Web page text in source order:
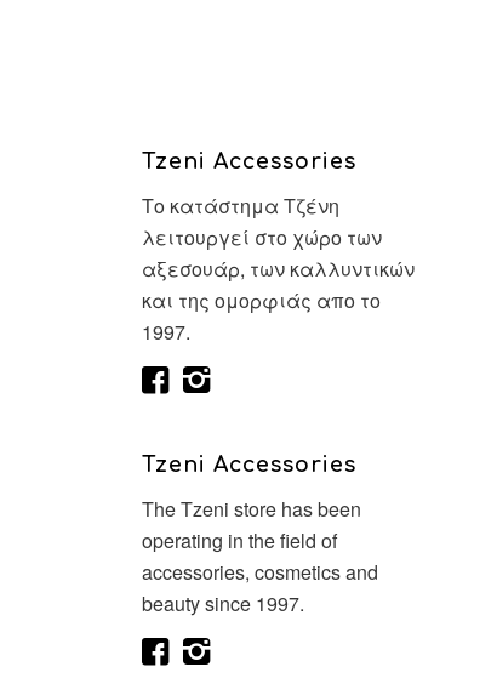
Tzeni Accessories
Το κατάστημα Τζένη
λειτουργεί στο χώρο των
αξεσουάρ, των καλλυντικών
και της ομορφιάς απο το
1997.
Tzeni Accessories
The Tzeni store has been
operating in the field of
accessories, cosmetics and
beauty since 1997.